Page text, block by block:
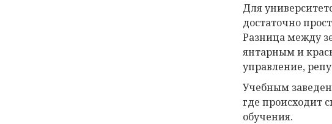
Для
достаточно
Разница между
янтарным и
управление,
Учебным
где происходит
обучения.